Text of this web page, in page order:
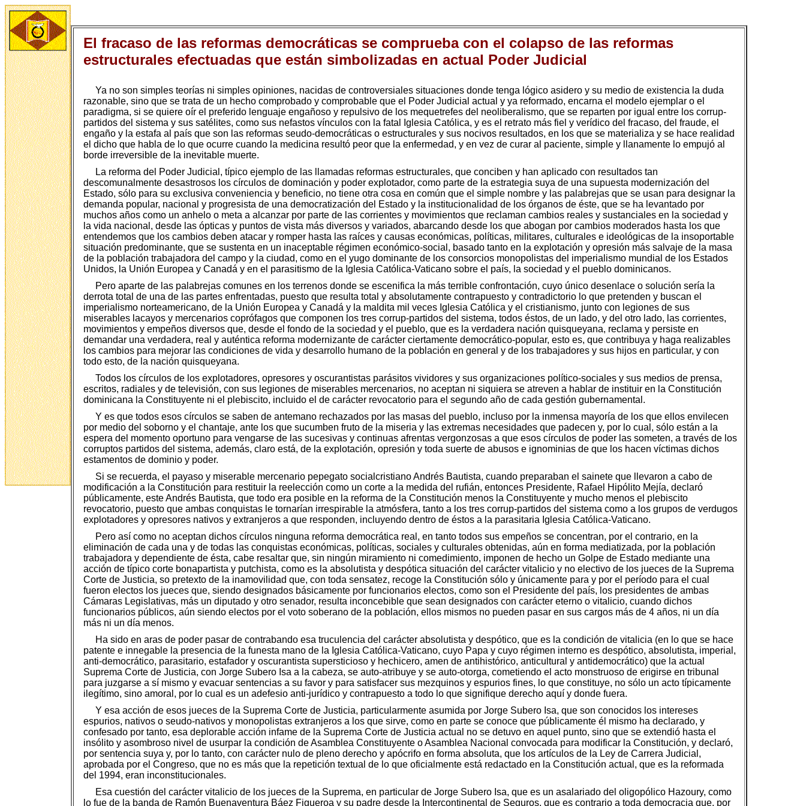
El fracaso de las reformas democráticas se comprueba con el colapso de las reformas
estructurales efectuadas que están simbolizadas en actual Poder Judicial
Ya no son simples teorías ni simples opiniones, nacidas de controversiales situaciones donde tenga lógico asidero y su medio de existencia la duda
razonable, sino que se trata de un hecho comprobado y comprobable que el Poder Judicial actual y ya reformado, encarna el modelo ejemplar o el
paradigma, si se quiere oír el preferido lenguaje engañoso y repulsivo de los mequetrefes del neoliberalismo, que se reparten por igual entre los corrup-
partidos del sistema y sus satélites, como sus nefastos vínculos con la fatal Iglesia Católica, y es el retrato más fiel y verídico del fracaso, del fraude, el
engaño y la estafa al país que son las reformas seudo-democráticas o estructurales y sus nocivos resultados, en los que se materializa y se hace realidad
el dicho que habla de lo que ocurre cuando la medicina resultó peor que la enfermedad, y en vez de curar al paciente, simple y llanamente lo empujó al
borde irreversible de la inevitable muerte.
La reforma del Poder Judicial, típico ejemplo de las llamadas reformas estructurales, que conciben y han aplicado con resultados tan
descomunalmente desastrosos los círculos de dominación y poder explotador, como parte de la estrategia suya de una supuesta modernización del
Estado, sólo para su exclusiva conveniencia y beneficio, no tiene otra cosa en común que el simple nombre y las palabrejas que se usan para designar la
demanda popular, nacional y progresista de una democratización del Estado y la institucionalidad de los órganos de éste, que se ha levantado por
muchos años como un anhelo o meta a alcanzar por parte de las corrientes y movimientos que reclaman cambios reales y sustanciales en la sociedad y
la vida nacional, desde las ópticas y puntos de vista más diversos y variados, abarcando desde los que abogan por cambios moderados hasta los que
entendemos que los cambios deben atacar y romper hasta las raíces y causas económicas, políticas, militares, culturales e ideológicas de la insoportable
situación predominante, que se sustenta en un inaceptable régimen económico-social, basado tanto en la explotación y opresión más salvaje de la masa
de la población trabajadora del campo y la ciudad, como en el yugo dominante de los consorcios monopolistas del imperialismo mundial de los Estados
Unidos, la Unión Europea y Canadá y en el parasitismo de la Iglesia Católica-Vaticano sobre el país, la sociedad y el pueblo dominicanos.
Pero aparte de las palabrejas comunes en los terrenos donde se escenifica la más terrible confrontación, cuyo único desenlace o solución sería la
derrota total de una de las partes enfrentadas, puesto que resulta total y absolutamente contrapuesto y contradictorio lo que pretenden y buscan el
imperialismo norteamericano, de la Unión Europea y Canadá y la maldita mil veces Iglesia Católica y el cristianismo, junto con legiones de sus
miserables lacayos y mercenarios coprófagos que componen los tres corrup-partidos del sistema, todos éstos, de un lado, y del otro lado, las corrientes,
movimientos y empeños diversos que, desde el fondo de la sociedad y el pueblo, que es la verdadera nación quisqueyana, reclama y persiste en
demandar una verdadera, real y auténtica reforma modernizante de carácter ciertamente democrático-popular, esto es, que contribuya y haga realizables
los cambios para mejorar las condiciones de vida y desarrollo humano de la población en general y de los trabajadores y sus hijos en particular, y con
todo esto, de la nación quisqueyana.
Todos los círculos de los explotadores, opresores y oscurantistas parásitos vividores y sus organizaciones político-sociales y sus medios de prensa,
escritos, radiales y de televisión, con sus legiones de miserables mercenarios, no aceptan ni siquiera se atreven a hablar de instituir en la Constitución
dominicana la Constituyente ni el plebiscito, incluido el de carácter revocatorio para el segundo año de cada gestión gubernamental.
Y es que todos esos círculos se saben de antemano rechazados por las masas del pueblo, incluso por la inmensa mayoría de los que ellos envilecen
por medio del soborno y el chantaje, ante los que sucumben fruto de la miseria y las extremas necesidades que padecen y, por lo cual, sólo están a la
espera del momento oportuno para vengarse de las sucesivas y continuas afrentas vergonzosas a que esos círculos de poder las someten, a través de los
corruptos partidos del sistema, además, claro está, de la explotación, opresión y toda suerte de abusos e ignominias de que los hacen víctimas dichos
estamentos de dominio y poder.
Si se recuerda, el payaso y miserable mercenario pepegato socialcristiano Andrés Bautista, cuando preparaban el sainete que llevaron a cabo de
modificación a la Constitución para restituir la reelección como un corte a la medida del rufián, entonces Presidente, Rafael Hipólito Mejía, declaró
públicamente, este Andrés Bautista, que todo era posible en la reforma de la Constitución menos la Constituyente y mucho menos el plebiscito
revocatorio, puesto que ambas conquistas le tornarían irrespirable la atmósfera, tanto a los tres corrup-partidos del sistema como a los grupos de verdugos
explotadores y opresores nativos y extranjeros a que responden, incluyendo dentro de éstos a la parasitaria Iglesia Católica-Vaticano.
Pero así como no aceptan dichos círculos ninguna reforma democrática real, en tanto todos sus empeños se concentran, por el contrario, en la
eliminación de cada una y de todas las conquistas económicas, políticas, sociales y culturales obtenidas, aún en forma mediatizada, por la población
trabajadora y dependiente de ésta, cabe resaltar que, sin ningún miramiento ni comedimiento, imponen de hecho un Golpe de Estado mediante una
acción de típico corte bonapartista y putchista, como es la absolutista y despótica situación del carácter vitalicio y no electivo de los jueces de la Suprema
Corte de Justicia, so pretexto de la inamovilidad que, con toda sensatez, recoge la Constitución sólo y únicamente para y por el período para el cual
fueron electos los jueces que, siendo designados básicamente por funcionarios electos, como son el Presidente del país, los presidentes de ambas
Cámaras Legislativas, más un diputado y otro senador, resulta inconcebible que sean designados con carácter eterno o vitalicio, cuando dichos
funcionarios públicos, aún siendo electos por el voto soberano de la población, ellos mismos no pueden pasar en sus cargos más de 4 años, ni un día
más ni un día menos.
Ha sido en aras de poder pasar de contrabando esa truculencia del carácter absolutista y despótico, que es la condición de vitalicia (en lo que se hace
patente e innegable la presencia de la funesta mano de la Iglesia Católica-Vaticano, cuyo Papa y cuyo régimen interno es despótico, absolutista, imperial,
anti-democrático, parasitario, estafador y oscurantista supersticioso y hechicero, amen de antihistórico, anticultural y antidemocrático) que la actual
Suprema Corte de Justicia, con Jorge Subero Isa a la cabeza, se auto-atribuye y se auto-otorga, cometiendo el acto monstruoso de erigirse en tribunal
para juzgarse a sí mismo y evacuar sentencias a su favor y para satisfacer sus mezquinos y espurios fines, lo que constituye, no sólo un acto típicamente
ilegítimo, sino amoral, por lo cual es un adefesio anti-jurídico y contrapuesto a todo lo que signifique derecho aquí y donde fuera.
Y esa acción de esos jueces de la Suprema Corte de Justicia, particularmente asumida por Jorge Subero Isa, que son conocidos los intereses
espurios, nativos o seudo-nativos y monopolistas extranjeros a los que sirve, como en parte se conoce que públicamente él mismo ha declarado, y
confesado por tanto, esa deplorable acción infame de la Suprema Corte de Justicia actual no se detuvo en aquel punto, sino que se extendió hasta el
insólito y asombroso nivel de usurpar la condición de Asamblea Constituyente o Asamblea Nacional convocada para modificar la Constitución, y declaró,
por sentencia suya y, por lo tanto, con carácter nulo de pleno derecho y apócrifo en forma absoluta, que los artículos de la Ley de Carrera Judicial,
aprobada por el Congreso, que no es más que la repetición textual de lo que oficialmente está redactado en la Constitución actual, que es la reformada
del 1994, eran inconstitucionales.
Esa cuestión del carácter vitalicio de los jueces de la Suprema, en particular de Jorge Subero Isa, que es un asalariado del oligopólico Hazoury, como
lo fue de la banda de Ramón Buenaventura Báez Figueroa y su padre desde la Intercontinental de Seguros, que es contrario a toda democracia que, por